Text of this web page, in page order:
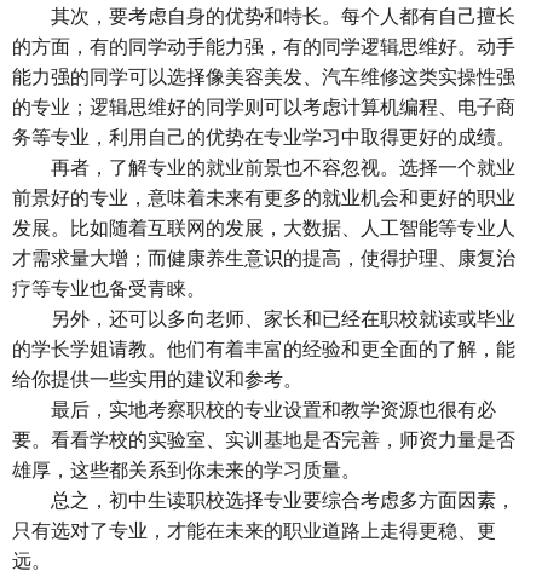
其次，要考虑自身的优势和特长。每个人都有自己擅长
的方面，有的同学动手能力强，有的同学逻辑思维好。动手
能力强的同学可以选择像美容美发、汽车维修这类实操性强
的专业；逻辑思维好的同学则可以考虑计算机编程、电子商
务等专业，利用自己的优势在专业学习中取得更好的成绩。
再者，了解专业的就业前景也不容忽视。选择一个就业
前景好的专业，意味着未来有更多的就业机会和更好的职业
发展。比如随着互联网的发展，大数据、人工智能等专业人
才需求量大增；而健康养生意识的提高，使得护理、康复治
疗等专业也备受青睐。
另外，还可以多向老师、家长和已经在职校就读或毕业
的学长学姐请教。他们有着丰富的经验和更全面的了解，能
给你提供一些实用的建议和参考。
最后，实地考察职校的专业设置和教学资源也很有必
要。看看学校的实验室、实训基地是否完善，师资力量是否
雄厚，这些都关系到你未来的学习质量。
总之， 初中生读职校选择专业要综合考虑多方面因素，
只有选对了专业，才能在未来的职业道路上走得更稳、更
远。